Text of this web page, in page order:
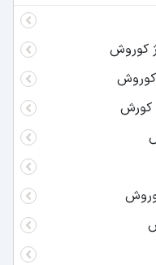
کوروش
کوروش
کورش